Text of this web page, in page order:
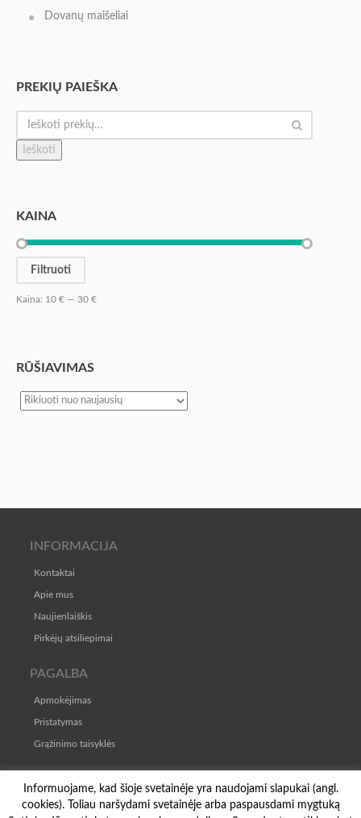
Dovanų maišeliai
PREKIŲ PAIEŠKA
Ieškoti
KAINA
Filtruoti
Kaina: 10 € — 30 €
RŪŠIAVIMAS
INFORMACIJA
Kontaktai
Apie mus
Naujienlaiškis
Pirkėjų atsiliepimai
PAGALBA
Apmokėjimas
Pristatymas
Grąžinimo taisyklės
Pirkimo-pardavimo taisyklės
Informuojame, kad šioje svetainėje yra naudojami slapukai (angl.
cookies). Toliau naršydami svetainėje arba paspausdami mygtuką